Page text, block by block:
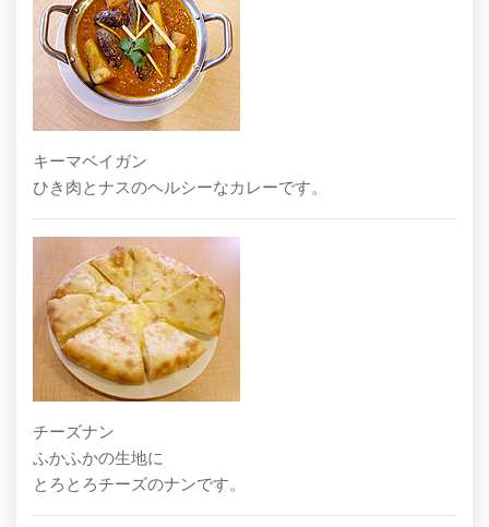
キーマベイガン
ひき肉とナスのヘルシーなカレーです。
チーズナン
ふかふかの生地に
とろとろチーズのナンです。